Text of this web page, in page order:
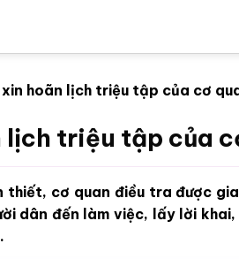
xin hoãn lịch triệu tập của cơ
lịch triệu tập của
cơ quan điều tra được
dân đến làm việc, lấy lời